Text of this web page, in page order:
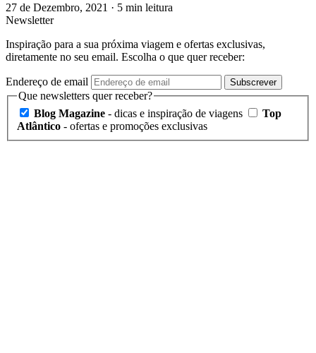
27 de Dezembro, 2021 · 5 min leitura
Newsletter
Inspiração para a sua próxima viagem e ofertas exclusivas,
diretamente no seu email. Escolha o que quer receber:
Endereço de email Subscrever
Que newsletters quer receber?
Blog Magazine - dicas e inspiração de viagens
Top
Atlântico - ofertas e promoções exclusivas